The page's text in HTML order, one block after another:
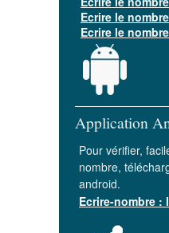
Ecrire le
Ecrire le
Application
Pour vérifier,
nombre,
android.
Ecrire-nombre